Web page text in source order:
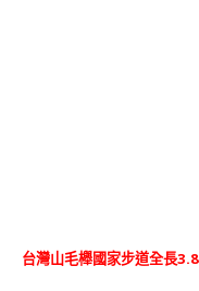
台灣山毛櫸國家步道全長